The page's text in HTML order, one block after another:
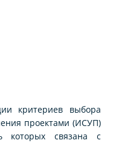
критериев выбора
проектами (ИСУП)
которых связана с